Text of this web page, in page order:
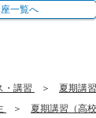
一覧へ
・講習 夏期講
夏期講習（高